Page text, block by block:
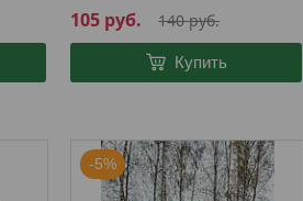
140руб.
105 руб.
Купить
-5%